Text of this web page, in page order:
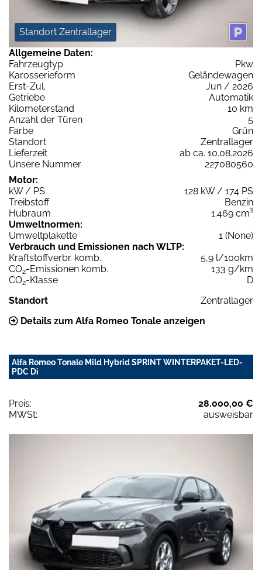
Standort Zentrallager
Allgemeine Daten:
Fahrzeugtyp
Pkw
Karosserieform
Geländewagen
Erst-Zul.
Jun / 2026
Getriebe
Automatik
Kilometerstand
10 km
Anzahl der Türen
5
Farbe
Grün
Standort
Zentrallager
Lieferzeit
ab ca. 10.08.2026
Unsere Nummer
227080560
Motor:
kW / PS
128 kW / 174 PS
Treibstoff
Benzin
Hubraum
1.469 cm³
Umweltnormen:
Umweltplakette
1 (None)
Verbrauch und Emissionen nach WLTP:
Kraftstoffverbr. komb.
5,9 l/100km
CO2-Emissionen komb.
133 g/km
CO2-Klasse
D
Standort
Zentrallager
Details zum Alfa Romeo Tonale anzeigen
Alfa Romeo Tonale Mild Hybrid SPRINT WINTERPAKET-LED-
PDC Di
Preis:
28.000,00 €
MWSt:
ausweisbar